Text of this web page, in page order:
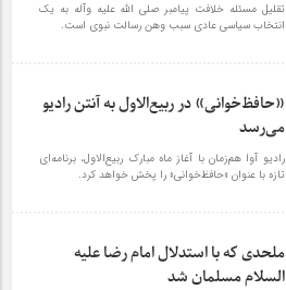
تقلیل مسئله خلافت پیامبر صلی الله علیه وآله به یک
انتخاب سیاسی عادی سبب وهن رسالت نبوی است.
«حافظ‌خوانی» در ربیع‌الاول به آنتن رادیو
می‌رسد
رادیو آوا هم‌زمان با آغاز ماه مبارک ربیع‌الاول، برنامه‌ای
تازه با عنوان «حافظ‌خوانی» را پخش خواهد کرد.
ملحدی که با استدلال امام رضا علیه
السلام مسلمان شد